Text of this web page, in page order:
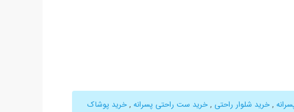
,خرید شلوار راحتی ,خرید ست راحتی پسرانه ,خرید پوشاک